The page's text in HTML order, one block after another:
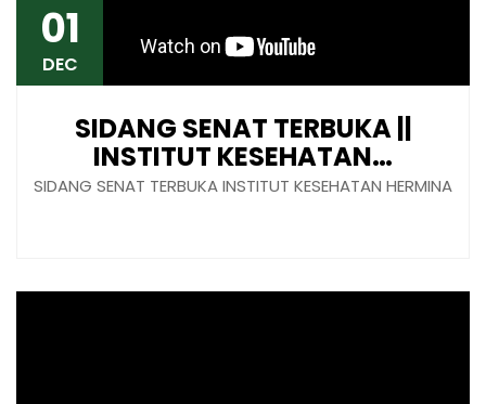
01
DEC
SIDANG SENAT TERBUKA ||
INSTITUT KESEHATAN…
SIDANG SENAT TERBUKA INSTITUT KESEHATAN HERMINA